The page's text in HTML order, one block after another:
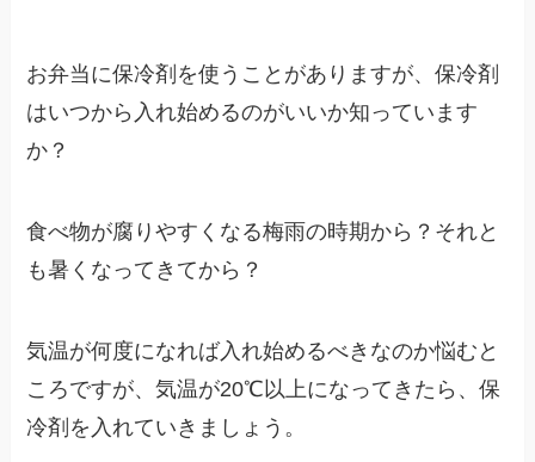
お弁当に保冷剤を使うことがありますが、保冷剤
はいつから入れ始めるのがいいか知っています
か？
食べ物が腐りやすくなる梅雨の時期から？それと
も暑くなってきてから？
気温が何度になれば入れ始めるべきなのか悩むと
ころですが、気温が20℃以上になってきたら、保
冷剤を入れていきましょう。